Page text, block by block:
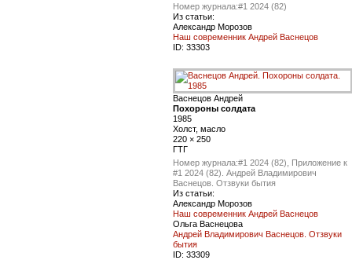
Номер журнала:#1 2024 (82)
Из статьи:
Александр Морозов
Наш современник Андрей Васнецов
ID: 33303
Васнецов Андрей
Похороны солдата
1985
Холст, масло
220 × 250
ГТГ
Номер журнала:#1 2024 (82), Приложение к
#1 2024 (82). Андрей Владимирович
Васнецов. Отзвуки бытия
Из статьи:
Александр Морозов
Наш современник Андрей Васнецов
Ольга Васнецова
Андрей Владимирович Васнецов. Отзвуки
бытия
ID: 33309